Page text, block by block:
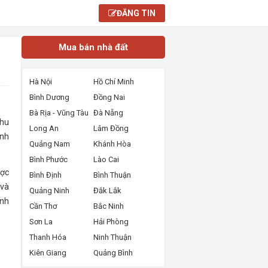
ĐĂNG TIN
Mua bán nhà đất
Hà Nội
Hồ Chí Minh
Bình Dương
Đồng Nai
Bà Rịa - Vũng Tàu Đà Nẵng
Long An
Lâm Đồng
Quảng Nam
Khánh Hòa
Bình Phước
Lào Cai
Bình Định
Bình Thuận
Quảng Ninh
Đắk Lắk
Cần Thơ
Bắc Ninh
Sơn La
Hải Phòng
Thanh Hóa
Ninh Thuận
Kiên Giang
Quảng Bình